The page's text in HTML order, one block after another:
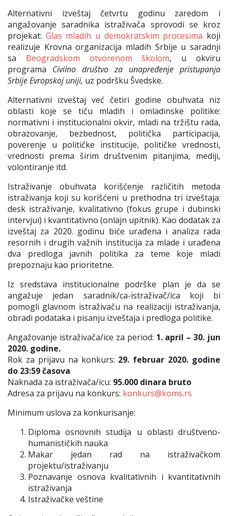
Alternativni izveštaj četvrtu godinu zaredom i
angažovanje saradnika istraživača sprovodi se kroz
projekat: Glas mladih u demokratskim procesima koji
realizuje Krovna organizacija mladih Srbije u saradnji
sa Beogradskom otvorenom školom, u okviru
programa Civilno društvo za unapređenje pristupanja
Srbije Evropskoj uniji, uz podršku Švedske.
Alternativni izveštaj već četiri godine obuhvata niz
oblasti koje se tiču mladih i omladinske politike:
normativni i institucionalni okvir, mladi na tržištu rada,
obrazovanje, bezbednost, politička participacija,
poverenje u političke institucije, političke vrednosti,
vrednosti prema širim društvenim pitanjima, mediji,
volontiranje itd.
Istraživanje obuhvata korišćenje različitih metoda
istraživanja koji su korišćeni u prethodna tri izveštaja:
desk istraživanje, kvalitativno (fokus grupe i dubinski
intervjui) i kvantitativno (onlajn upitnik). Kao dodatak za
izveštaj za 2020. godinu biće urađena i analiza rada
resornih i drugih važnih institucija za mlade i urađena
dva predloga javnih politika za teme koje mladi
prepoznaju kao prioritetne.
Iz sredstava institucionalne podrške plan je da se
angažuje jedan saradnik/ca-istraživač/ica koji bi
pomogli glavnom istraživaču na realizaciji istraživanja,
obradi podataka i pisanju izveštaja i predloga politike.
Angažovanje istraživača/ice za period: 1. april – 30. jun
2020. godine.
Rok za prijavu na konkurs: 29. februar 2020. godine
do 23:59 časova
Naknada za istraživača/icu: 95.000 dinara bruto
Adresa za prijavu na konkurs: konkurs@koms.rs
Minimum uslova za konkurisanje:
Diploma osnovnih studija u oblasti društveno-
humanističkih nauka
Makar jedan rad na istraživačkom
projektu/istraživanju
Poznavanje osnova kvalitativnih i kvantitativnih
istraživanja
Istraživačke veštine